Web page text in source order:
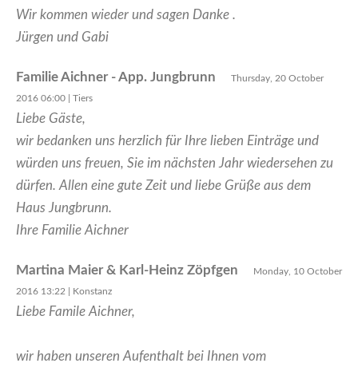
Wir kommen wieder und sagen Danke .
Jürgen und Gabi
Familie Aichner - App. Jungbrunn Thursday, 20 October
2016 06:00 | Tiers
Liebe Gäste,
wir bedanken uns herzlich für Ihre lieben Einträge und
würden uns freuen, Sie im nächsten Jahr wiedersehen zu
dürfen. Allen eine gute Zeit und liebe Grüße aus dem
Haus Jungbrunn.
Ihre Familie Aichner
Martina Maier & Karl-Heinz Zöpfgen Monday, 10 October
2016 13:22 | Konstanz
Liebe Famile Aichner,
wir haben unseren Aufenthalt bei Ihnen vom